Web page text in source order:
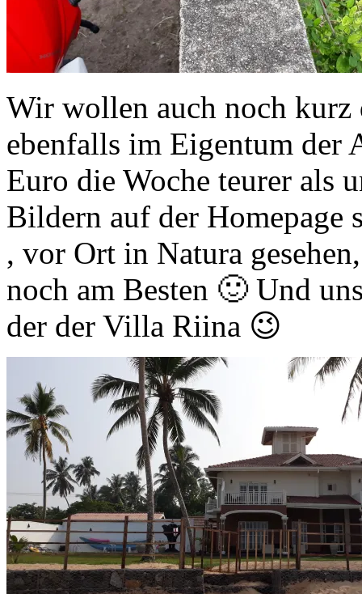
Wir wollen auch noch
ebenfalls im Eigentum der
Euro die Woche teurer als
Bildern auf der Homepage
, vor Ort in Natura
noch am Besten 🙂 Und
der der Villa Riina 😉